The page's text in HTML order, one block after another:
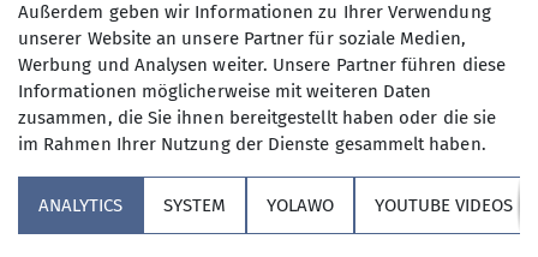
Unsere Veranstaltungsorte
Pfarrsaal St. Peter und Paul
Marienplatz 4
82229 Seefeld/Oberalting
Außerdem geben wir Informationen zu Ihrer Verwendung
unserer Website an unsere Partner für soziale Medien,
Werbung und Analysen weiter. Unsere Partner führen diese
Informationen möglicherweise mit weiteren Daten
zusammen, die Sie ihnen bereitgestellt haben oder die sie
im Rahmen Ihrer Nutzung der Dienste gesammelt haben.
ANALYTICS SYSTEM YOLAWO YOUTUBE VIDEOS